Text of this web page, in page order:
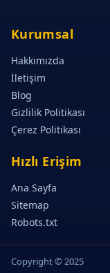
Kurumsal
Hakkımızda
İletişim
Blog
Gizlilik Politikası
Çerez Politikası
Hızlı Erişim
Ana Sayfa
Sitemap
Robots.txt
Copyright © 2025